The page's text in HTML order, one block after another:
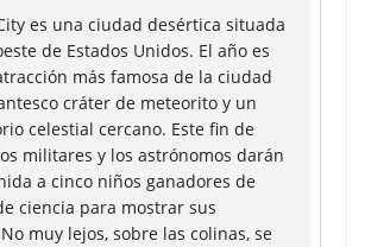
es una ciudad desértica situada
de Estados Unidos. El año es
más famosa de la ciudad
cráter de meteorito y un
celestial cercano. Este fin de
militares y los astrónomos darán
a cinco niños ganadores de
ciencia para mostrar sus
muy lejos, sobre las colinas, se